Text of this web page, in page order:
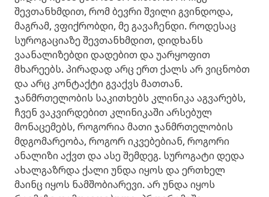
შევთანხმდით, რომ ბევრი შვილი გვინდოდა,
მაგრამ, ვფიქრობდი, მე გავაჩენდი. როდესაც
სუროგაციაზე შევთანხმდით, დიდხანს
ვაანალიზებდი დადებით და უარყოფით
მხარეებს. პირადად არც ერთ ქალს არ ვიცნობთ
და არც კონტაქტი გვაქვს მათთან.
ჯანმრთელობის საკითხებს კლინიკა აგვარებს,
ჩვენ ვაკვირდებით კლინიკაში არსებულ
მონაცემებს, როგორია მათი ჯანმრთელობის
მდგომარეობა, როგორ იკვებებიან, როგორი
ანალიზი აქვთ და ასე შემდეგ. სუროგატი დედა
ახალგაზრდა ქალი უნდა იყოს და ერთხელ
მაინც იყოს ნამშობიარევი. არ უნდა იყოს